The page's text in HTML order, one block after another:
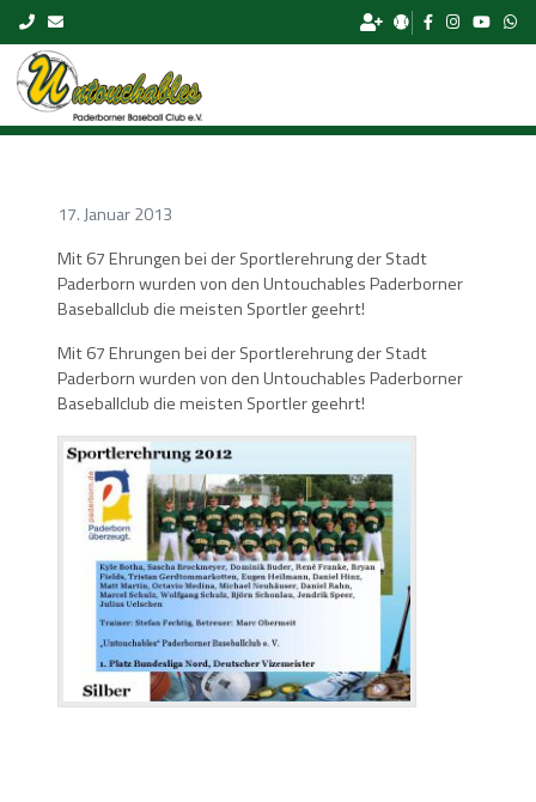
Skip to content
17. Januar 2013
Mit 67 Ehrungen bei der Sportlerehrung der Stadt
Paderborn wurden von den Untouchables Paderborner
Baseballclub die meisten Sportler geehrt!
Mit 67 Ehrungen bei der Sportlerehrung der Stadt
Paderborn wurden von den Untouchables Paderborner
Baseballclub die meisten Sportler geehrt!